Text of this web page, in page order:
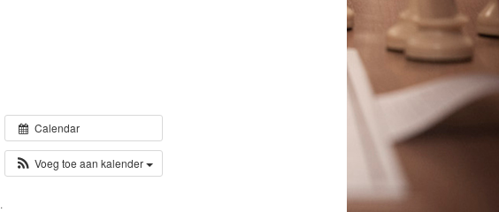
Calendar
Voeg toe aan kalender
.